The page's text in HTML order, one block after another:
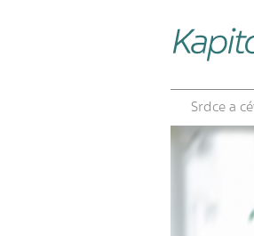
Srdce a